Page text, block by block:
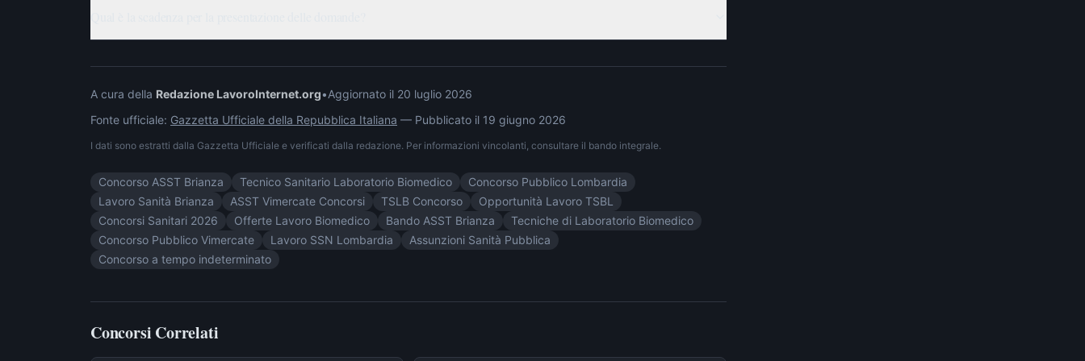
A cura della Redazione LavoroInternet.org•Aggiornato il 20 luglio 2026
Fonte ufficiale: Gazzetta Ufficiale della Repubblica Italiana — Pubblicato il 19 giugno 2026
I dati sono estratti dalla Gazzetta Ufficiale e verificati dalla redazione. Per informazioni vincolanti, consultare il bando integrale.
Concorso ASST Brianza Tecnico Sanitario Laboratorio Biomedico
Concorso Pubblico Lombardia
Lavoro Sanità Brianza
ASST Vimercate Concorsi TSLB Concorso
Opportunità Lavoro TSBL
Concorsi Sanitari 2026
Offerte Lavoro Biomedico Bando ASST Brianza
Tecniche di Laboratorio Biomedico
Concorso Pubblico Vimercate
Lavoro SSN Lombardia
Assunzioni Sanità Pubblica
Concorso a tempo indeterminato
Concorsi Correlati